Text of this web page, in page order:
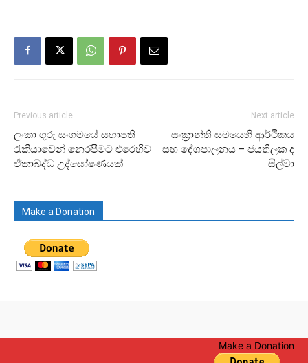
Previous article
ලංකා ගුරු සංගමයේ සභාපති
රැකියාවෙන් නෙරපීමට එරෙහිව
ඒකාබද්ධ උද්ඝෝෂණයක්
Next article
සංක්‍රාන්ති සමයෙහි ආර්ථිකය
සහ දේශපාලනය – ජයතිලක ද
සිල්වා
Make a Donation
Make a Donation